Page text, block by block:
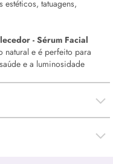
tatuagens,
- Sérum Facial
natural e é perfeito para
e a luminosidade